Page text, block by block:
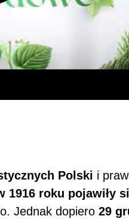
Polski i
1916 roku pojawiły
Jednak dopiero 29